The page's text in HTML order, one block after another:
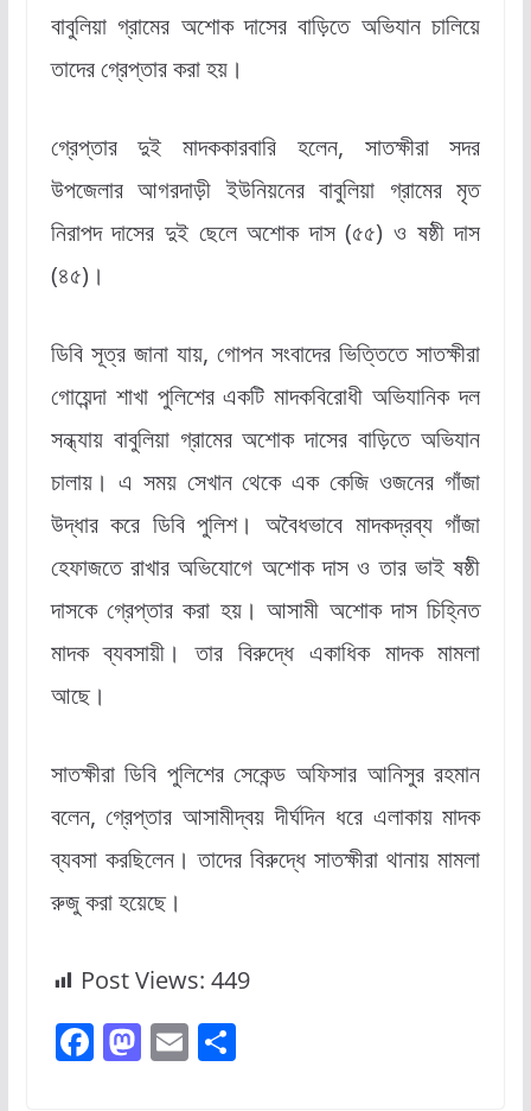
বাবুলিয়া গ্রামের অশোক দাসের বাড়িতে অভিযান চালিয়ে
তাদের গ্রেপ্তার করা হয়।
গ্রেপ্তার দুই মাদককারবারি হলেন, সাতক্ষীরা সদর
উপজেলার আগরদাড়ী ইউনিয়নের বাবুলিয়া গ্রামের মৃত
নিরাপদ দাসের দুই ছেলে অশোক দাস (৫৫) ও ষষ্ঠী দাস
(৪৫)।
ডিবি সূত্র জানা যায়, গোপন সংবাদের ভিত্তিতে সাতক্ষীরা
গোয়েন্দা শাখা পুলিশের একটি মাদকবিরোধী অভিযানিক দল
সন্ধ্যায় বাবুলিয়া গ্রামের অশোক দাসের বাড়িতে অভিযান
চালায়। এ সময় সেখান থেকে এক কেজি ওজনের গাঁজা
উদ্ধার করে ডিবি পুলিশ। অবৈধভাবে মাদকদ্রব্য গাঁজা
হেফাজতে রাখার অভিযোগে অশোক দাস ও তার ভাই ষষ্ঠী
দাসকে গ্রেপ্তার করা হয়। আসামী অশোক দাস চিহ্নিত
মাদক ব্যবসায়ী। তার বিরুদ্ধে একাধিক মাদক মামলা
আছে।
সাতক্ষীরা ডিবি পুলিশের সেকেন্ড অফিসার আনিসুর রহমান
বলেন, গ্রেপ্তার আসামীদ্বয় দীর্ঘদিন ধরে এলাকায় মাদক
ব্যবসা করছিলেন। তাদের বিরুদ্ধে সাতক্ষীরা থানায় মামলা
রুজু করা হয়েছে।
Post Views: 449
F M E S